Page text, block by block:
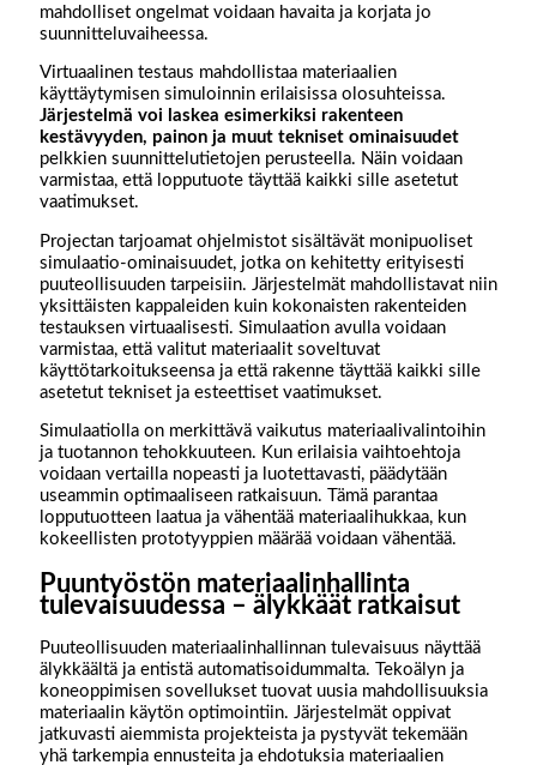
mahdolliset ongelmat voidaan havaita ja korjata jo
suunnitteluvaiheessa.
Virtuaalinen testaus mahdollistaa materiaalien
käyttäytymisen simuloinnin erilaisissa olosuhteissa.
Järjestelmä voi laskea esimerkiksi rakenteen
kestävyyden, painon ja muut tekniset ominaisuudet
pelkkien suunnittelutietojen perusteella. Näin voidaan
varmistaa, että lopputuote täyttää kaikki sille asetetut
vaatimukset.
Projectan tarjoamat ohjelmistot sisältävät monipuoliset
simulaatio-ominaisuudet, jotka on kehitetty erityisesti
puuteollisuuden tarpeisiin. Järjestelmät mahdollistavat niin
yksittäisten kappaleiden kuin kokonaisten rakenteiden
testauksen virtuaalisesti. Simulaation avulla voidaan
varmistaa, että valitut materiaalit soveltuvat
käyttötarkoitukseensa ja että rakenne täyttää kaikki sille
asetetut tekniset ja esteettiset vaatimukset.
Simulaatiolla on merkittävä vaikutus materiaalivalintoihin
ja tuotannon tehokkuuteen. Kun erilaisia vaihtoehtoja
voidaan vertailla nopeasti ja luotettavasti, päädytään
useammin optimaaliseen ratkaisuun. Tämä parantaa
lopputuotteen laatua ja vähentää materiaalihukkaa, kun
kokeellisten prototyyppien määrää voidaan vähentää.
Puuntyöstön materiaalinhallinta
tulevaisuudessa – älykkäät ratkaisut
Puuteollisuuden materiaalinhallinnan tulevaisuus näyttää
älykkäältä ja entistä automatisoidummalta. Tekoälyn ja
koneoppimisen sovellukset tuovat uusia mahdollisuuksia
materiaalin käytön optimointiin. Järjestelmät oppivat
jatkuvasti aiemmista projekteista ja pystyvät tekemään
yhä tarkempia ennusteita ja ehdotuksia materiaalien